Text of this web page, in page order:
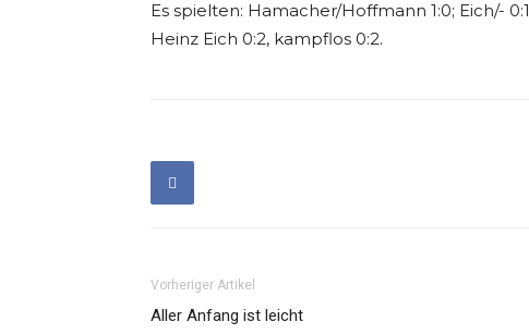
Es spielten: Hamacher/Hoffmann 1:0; Eich/-
Heinz Eich 0:2, kampflos 0:2.
Vorheriger Artikel
Aller Anfang ist leicht